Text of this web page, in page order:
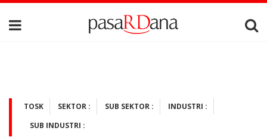
TOSK SEKTOR : SUB SEKTOR :
INDUSTRI :
SUB INDUSTRI :